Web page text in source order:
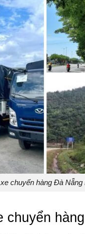
chuyển hàng Đà Nẵng
chuyển